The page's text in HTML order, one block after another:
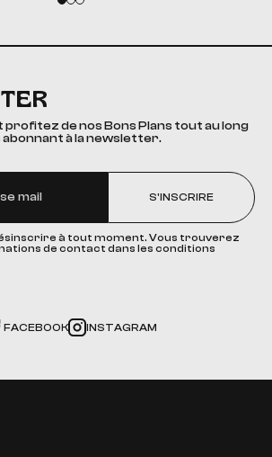
de nos Bons Plans tout au long
abonnant à la newsletter.
S'INSCRIRE
à tout moment. Vous trouverez
de contact dans les conditions
FACEBOOK INSTAGRAM